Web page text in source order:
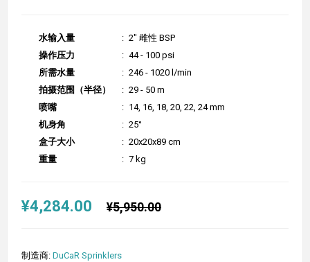
水输入量 : 2" 雌性 BSP
操作压力
: 44 - 100 psi
所需水量
: 246 - 1020 l/min
拍摄范围（半径）
: 29 - 50 m
喷嘴
: 14, 16, 18, 20, 22, 24 mm
机身角
: 25°
盒子大小
: 20x20x89 cm
重量
: 7 kg
¥4,284.00 ¥5,950.00
制造商: DuCaR Sprinklers